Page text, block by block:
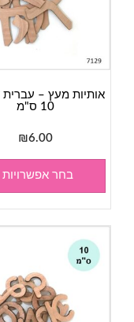
אותיות מעץ – עברית
10 ס"מ
₪6.00
בחר אפשרויות